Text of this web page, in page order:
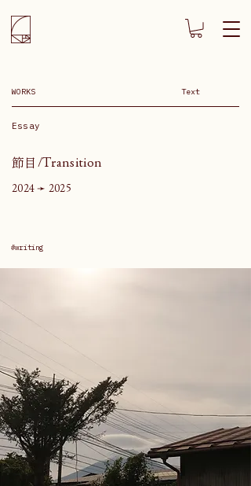
WORKS Text
Essay
節目/Transition
2024 ➛ 2025
#writing